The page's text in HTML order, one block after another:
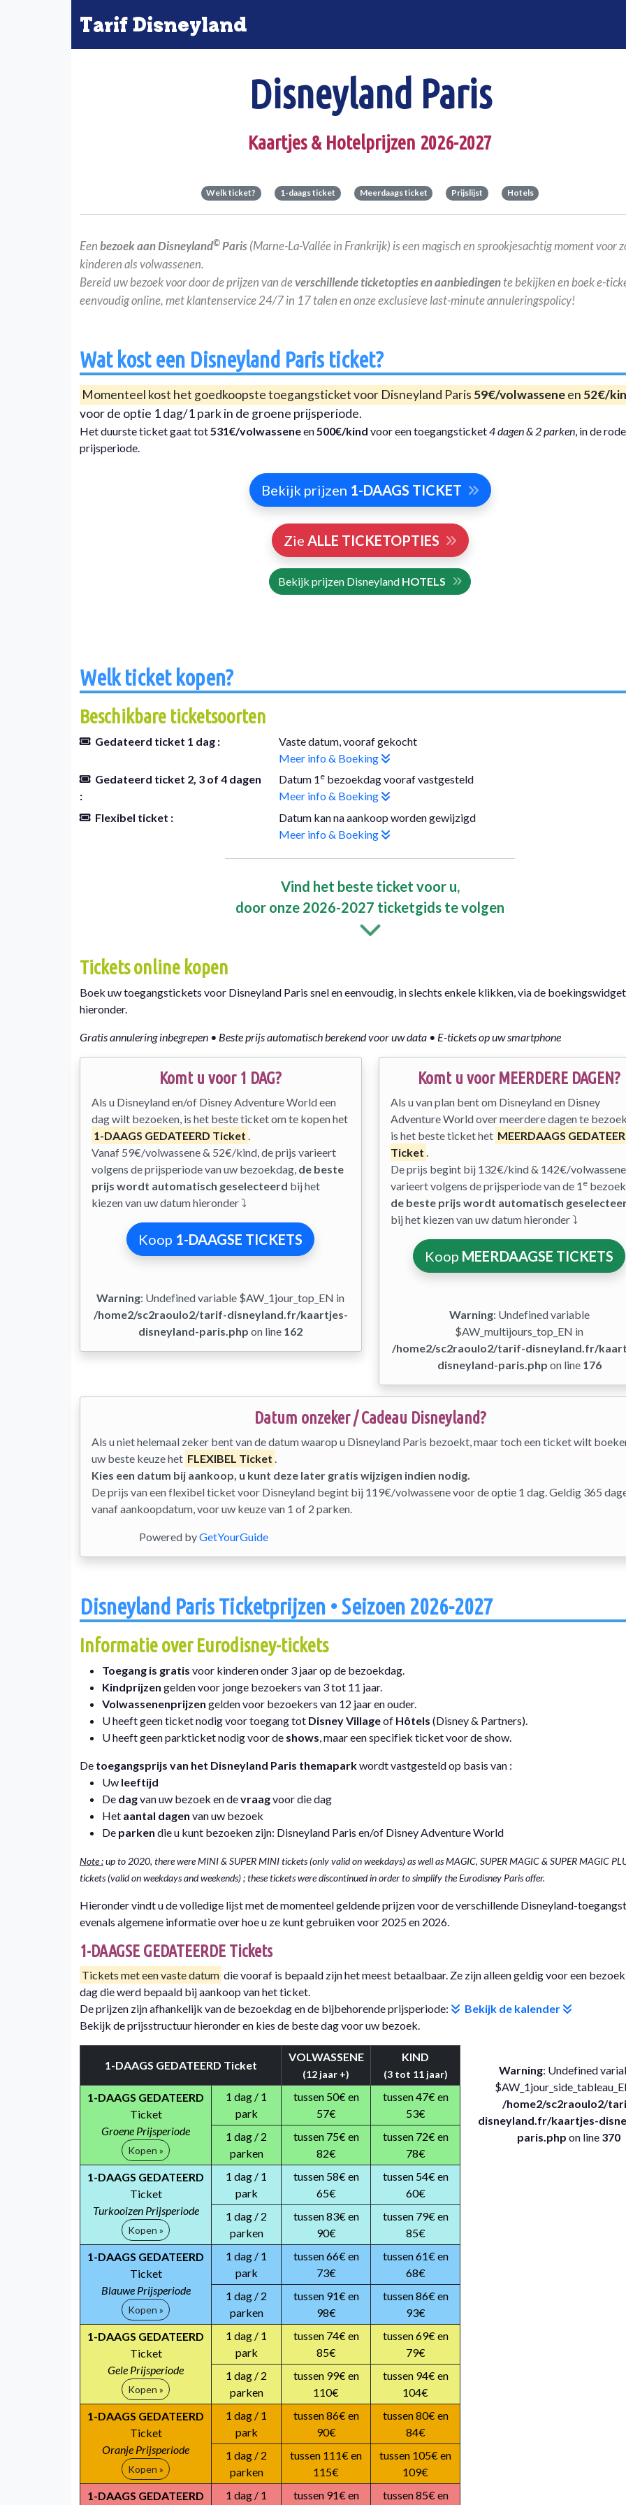
Tarif Disneyland
Disneyland Paris
Kaartjes & Hotelprijzen 2026-2027
Welk ticket? 1-daags ticket Meerdaags ticket Prijslijst Hotels
Eenbezoek aan Disneyland© Paris(Marne-La-Vallée in Frankrijk) is een magisch en sprookjesachtig moment voor
kinderen als volwassenen.
Bereid uw bezoek voor door de prijzen van deverschillende ticketopties en aanbiedingente bekijken en boek e-
eenvoudig online, met klantenservice 24/7 in 17 talen en onze exclusieve last-minute annuleringspolicy!
Wat kost een Disneyland Paris ticket?
Momenteel kost het goedkoopste toegangsticket voor Disneyland Paris 59€/volwasseneen 52€/
voor de optie 1 dag/1 park in de groene prijsperiode.
Het duurste ticket gaat tot 531€/volwasseneen 500€/kind voor een toegangsticket4 dagen & 2 parken , in de rode
prijsperiode.
Bekijk prijzen 1-DAAGS TICKET
Zie ALLE TICKETOPTIES
Bekijk prijzen Disneyland HOTELS
Welk ticket kopen?
Beschikbare ticketsoorten
Gedateerd ticket 1 dag :
Vaste datum, vooraf gekocht
Meer info & Boeking
Gedateerd ticket 2, 3 of 4 dagen
:
Datum 1 ebezoekdag vooraf vastgesteld
Meer info & Boeking
Flexibel ticket :
Datum kan na aankoop worden gewijzigd
Meer info & Boeking
Vind het beste ticket voor u,
door onze 2026-2027 ticketgids te volgen
Tickets online kopen
Boek uw toegangstickets voor Disneyland Paris snel en eenvoudig, in slechts enkele klikken, via de
hieronder.
Gratis annulering inbegrepen • Beste prijs automatisch berekend voor uw data • E-tickets op uw smartphone
Komt u voor 1 DAG?
Als u Disneyland en/of Disney Adventure World een
dag wilt bezoeken, is het beste ticket om te kopen het
1-DAAGS GEDATEERD Ticket .
Vanaf 59€/volwassene & 52€/kind, de prijs varieert
volgens de prijsperiode van uw bezoekdag, de beste
prijs wordt automatisch geselecteerd bij het
kiezen van uw datum hieronder ⤵
Koop 1-DAAGSE TICKETS
Warning: Undefined variable $AW_1jour_top_EN in
/home2/sc2raoulo2/tarif-disneyland.fr/kaartjes-
disneyland-paris.php on line 162
Komt u voor MEERDERE DAGEN?
Als u van plan bent om Disneyland en Disney
Adventure World over meerdere dagen te
is het beste ticket het MEERDAAGS
Ticket .
De prijs begint bij 132€/kind & 142€/
varieert volgens de prijsperiode van de 1 e
de beste prijs wordt automatisch
bij het kiezen van uw datum hieronder ⤵
Koop MEERDAAGSE TICKETS
Warning: Undefined variable
$AW_multijours_top_EN in
/home2/sc2raoulo2/tarif-disneyland.fr/
disneyland-paris.php on line 176
Datum onzeker / Cadeau Disneyland?
Als u niet helemaal zeker bent van de datum waarop u Disneyland Paris bezoekt, maar toch een ticket wilt
uw beste keuze het FLEXIBEL Ticket .
Kies een datum bij aankoop, u kunt deze later gratis wijzigen indien nodig.
De prijs van een flexibel ticket voor Disneyland begint bij 119€/volwassene voor de optie 1 dag. Geldig 365
vanaf aankoopdatum, voor uw keuze van 1 of 2 parken.
Powered byGetYourGuide
Disneyland Paris Ticketprijzen • Seizoen 2026-2027
Informatie over Eurodisney-tickets
Toegang is gratis voor kinderen onder 3 jaar op de bezoekdag.
Kindprijzen gelden voor jonge bezoekers van 3 tot 11 jaar.
Volwassenenprijzen gelden voor bezoekers van 12 jaar en ouder.
U heeft geen ticket nodig voor toegang tot Disney Villageof Hôtels (Disney & Partners).
U heeft geen parkticket nodig voor de shows, maar een specifiek ticket voor de show.
De toegangsprijs van het Disneyland Paris themaparkwordt vastgesteld op basis van :
Uw leeftijd
De dagvan uw bezoek en devraagvoor die dag
Het aantal dagen van uw bezoek
De parken die u kunt bezoeken zijn: Disneyland Paris en/of Disney Adventure World
Note :up to 2020, there were MINI & SUPER MINI tickets (only valid on weekdays) as well as MAGIC, SUPER MAGIC & SUPER MAGIC
tickets (valid on weekdays and weekends) ; these tickets were discontinued in order to simplify the Eurodisney Paris offer.
Hieronder vindt u de volledige lijst met de momenteel geldende prijzen voor de verschillende Disneyland-
evenals algemene informatie over hoe u ze kunt gebruiken voor 2025 en 2026.
1-DAAGSE GEDATEERDE Tickets
Tickets met een vaste datum die vooraf is bepaald zijn het meest betaalbaar. Ze zijn alleen geldig voor een
dag die werd bepaald bij aankoop van het ticket.
De prijzen zijn afhankelijk van de bezoekdag en de bijbehorende prijsperiode:
Bekijk de kalender
Bekijk de prijsstructuur hieronder en kies de beste dag voor uw bezoek.
1-DAAGS GEDATEERD Ticket
VOLWASSENE
(12 jaar +)
KIND
(3 tot 11 jaar)
1-DAAGS GEDATEERD
Ticket
Groene Prijsperiode
Kopen »
1 dag / 1
park
tussen 50€ en
57€
tussen 47€ en
53€
1 dag / 2
parken
tussen 75€ en
82€
tussen 72€ en
78€
1-DAAGS GEDATEERD
Ticket
Turkooizen Prijsperiode
Kopen »
1 dag / 1
park
tussen 58€ en
65€
tussen 54€ en
60€
1 dag / 2
parken
tussen 83€ en
90€
tussen 79€ en
85€
1-DAAGS GEDATEERD
Ticket
Blauwe Prijsperiode
Kopen »
1 dag / 1
park
tussen 66€ en
73€
tussen 61€ en
68€
1 dag / 2
parken
tussen 91€ en
98€
tussen 86€ en
93€
1-DAAGS GEDATEERD
Ticket
Gele Prijsperiode
Kopen »
1 dag / 1
park
tussen 74€ en
85€
tussen 69€ en
79€
1 dag / 2
parken
tussen 99€ en
110€
tussen 94€ en
104€
1-DAAGS GEDATEERD
Ticket
Oranje Prijsperiode
Kopen »
1 dag / 1
park
tussen 86€ en
90€
tussen 80€ en
84€
1 dag / 2
parken
tussen 111€ en
115€
tussen 105€ en
109€
1-DAAGS GEDATEERD
1 dag / 1 tussen 91€ en tussen 85€ en
Warning: Undefined
/home2/sc2raoulo2/
disneyland.fr/kaartjes-
paris.php on line 370